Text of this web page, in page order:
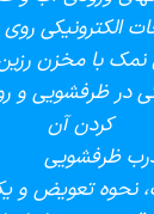
الکترونیکی روی
نمک با مخزن
در ظرفشویی
کردن آن
ظرفشویی
نحوه تعویض و